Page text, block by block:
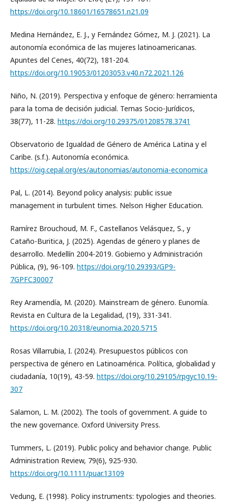
https://doi.org/10.18601/16578651.n21.09
Medina Hernández, E. J., y Fernández Gómez, M. J. (2021). La
autonomía económica de las mujeres latinoamericanas.
Apuntes del Cenes, 40(72), 181-204.
https://doi.org/10.19053/01203053.v40.n72.2021.126
Niño, N. (2019). Perspectiva y enfoque de género: herramienta
para la toma de decisión judicial. Temas Socio-Jurídicos,
38(77), 11-28. https://doi.org/10.29375/01208578.3741
Observatorio de Igualdad de Género de América Latina y el
Caribe. (s.f.). Autonomía económica.
https://oig.cepal.org/es/autonomias/autonomia-economica
Pal, L. (2014). Beyond policy analysis: public issue
management in turbulent times. Nelson Higher Education.
Ramírez Brouchoud, M. F., Castellanos Velásquez, S., y
Cataño-Buritica, J. (2025). Agendas de género y planes de
desarrollo. Medellín 2004-2019. Gobierno y Administración
Pública, (9), 96-109. https://doi.org/10.29393/GP9-
7GPFC30007
Rey Aramendía, M. (2020). Mainstream de género. Eunomía.
Revista en Cultura de la Legalidad, (19), 331-341.
https://doi.org/10.20318/eunomia.2020.5715
Rosas Villarrubia, I. (2024). Presupuestos públicos con
perspectiva de género en Latinoamérica. Política, globalidad y
ciudadanía, 10(19), 43-59. https://doi.org/10.29105/rpgyc10.19-
307
Salamon, L. M. (2002). The tools of government. A guide to
the new governance. Oxford University Press.
Tummers, L. (2019). Public policy and behavior change. Public
Administration Review, 79(6), 925-930.
https://doi.org/10.1111/puar.13109
Vedung, E. (1998). Policy instruments: typologies and theories.